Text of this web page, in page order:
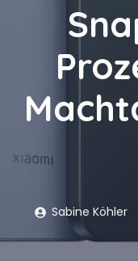
Sabine Köhler